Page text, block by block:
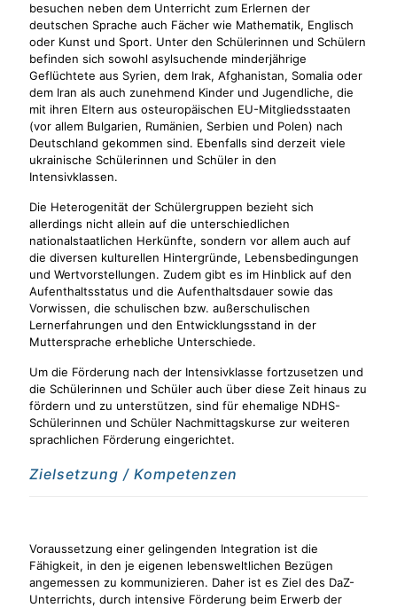
besuchen neben dem Unterricht zum Erlernen der
deutschen Sprache auch Fächer wie Mathematik, Englisch
oder Kunst und Sport. Unter den Schülerinnen und Schülern
befinden sich sowohl asylsuchende minderjährige
Geflüchtete aus Syrien, dem Irak, Afghanistan, Somalia oder
dem Iran als auch zunehmend Kinder und Jugendliche, die
mit ihren Eltern aus osteuropäischen EU-Mitgliedsstaaten
(vor allem Bulgarien, Rumänien, Serbien und Polen) nach
Deutschland gekommen sind. Ebenfalls sind derzeit viele
ukrainische Schülerinnen und Schüler in den
Intensivklassen.
Die Heterogenität der Schülergruppen bezieht sich
allerdings nicht allein auf die unterschiedlichen
nationalstaatlichen Herkünfte, sondern vor allem auch auf
die diversen kulturellen Hintergründe, Lebensbedingungen
und Wertvorstellungen. Zudem gibt es im Hinblick auf den
Aufenthaltsstatus und die Aufenthaltsdauer sowie das
Vorwissen, die schulischen bzw. außerschulischen
Lernerfahrungen und den Entwicklungsstand in der
Muttersprache erhebliche Unterschiede.
Um die Förderung nach der Intensivklasse fortzusetzen und
die Schülerinnen und Schüler auch über diese Zeit hinaus zu
fördern und zu unterstützen, sind für ehemalige NDHS-
Schülerinnen und Schüler Nachmittagskurse zur weiteren
sprachlichen Förderung eingerichtet.
Zielsetzung / Kompetenzen
Voraussetzung einer gelingenden Integration ist die
Fähigkeit, in den je eigenen lebensweltlichen Bezügen
angemessen zu kommunizieren. Daher ist es Ziel des DaZ-
Unterrichts, durch intensive Förderung beim Erwerb der